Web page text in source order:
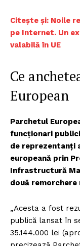
Citește și: Noile
pe Internet. Un
valabilă în UE
Ce
European
Parchetul
funcţionari
de reprezentanţi
europeană prin
Infrastructură
două
„Acesta a fost
publică lansat în
35.144.000 lei